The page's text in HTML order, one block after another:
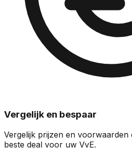
Vergelijk en bespaar
Vergelijk prijzen en voorwaarden
beste deal voor uw VvE.